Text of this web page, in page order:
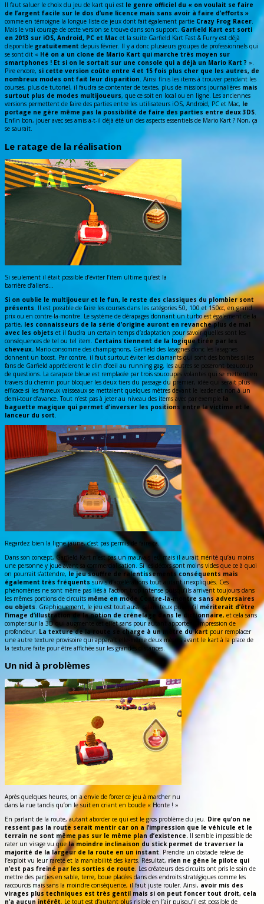
Il faut saluer le choix du jeu de kart qui est le genre officiel du « on voulait se faire
de l’argent facile sur le dos d’une licence mais sans avoir à faire d’efforts »
comme en témoigne la longue liste de jeux dont fait également partie Crazy Frog Racer.
Mais le vrai courage de cette version se trouve dans son support. Garfield Kart est sorti
en 2013 sur iOS, Android, PC et Mac et la suite Garfield Kart Fast & Furry est déjà
disponible gratuitement depuis février. Il y a donc plusieurs groupes de professionnels qui
se sont dit « Hé on a un clone de Mario Kart qui marche très moyen sur
smartphones ! Et si on le sortait sur une console qui a déjà un Mario Kart ? ».
Pire encore, si cette version coûte entre 4 et 15 fois plus cher que les autres, de
nombreux modes ont fait leur disparition. Ainsi finis les items à trouver pendant les
courses, plus de tutoriel, il faudra se contenter de textes, plus de missions journalières mais
surtout plus de modes multijoueurs, que ce soit en local ou en ligne. Les anciennes
versions permettent de faire des parties entre les utilisateurs iOS, Android, PC et Mac, le
portage ne gère même pas la possibilité de faire des parties entre deux 3DS.
Enfin bon, jouer avec ses amis a-t-il déjà été un des aspects essentiels de Mario Kart ? Non, ça
se saurait.
Le ratage de la réalisation
Si seulement il était possible d’éviter l’item ultime qu’est la
barrière d’aliens…
Si on oublie le multijoueur et le fun, le reste des classiques du plombier sont
présents. Il est possible de faire les courses dans les catégories 50, 100 et 150cc, en grand
prix ou en contre-la-montre. Le système de dérapages donnant un turbo est également de la
partie, les connaisseurs de la série d’origine auront en revanche plus de mal
avec les objets et il faudra un certain temps d’adaptation pour savoir quelles sont les
conséquences de tel ou tel item. Certains tiennent de la logique tirée par les
cheveux. Mario consomme des champignons, Garfield des lasagnes donc les lasagnes
donnent un boost. Par contre, il faut surtout éviter les diamants qui sont des bombes si les
fans de Garfield apprécieront le clin d’oeil au running gag, les autres se poseront beaucoup
de questions. La carapace bleue est remplacée par trois soucoupes volantes qui se mettent en
travers du chemin pour bloquer les deux tiers du passage du premier, idée qui serait plus
efficace si les fameux vaisseaux se mettaient quelques mètres devant le leader et non à un
demi-tour d’avance. Tout n’est pas à jeter au niveau des items avec par exemple la
baguette magique qui permet d’inverser les positions entre la victime et le
lanceur du sort.
Regardez bien la ligne jaune, c’est pas permis de faire ça.
Dans son concept, Garfield Kart n’est pas un mauvais jeu mais il aurait mérité qu’au moins
une personne y joue avant sa commercialisation. Si les décors sont moins vides que ce à quoi
on pourrait s’attendre,le jeu souffre de ralentissements conséquents mais
également très fréquentssuivis d’accélérations tout autant inexpliqués. Ces
phénomènes ne sont même pas liés à l’action trop intense puisqu’ils arrivent toujours dans
les mêmes portions de circuits même en mode Contre-la-montre sans adversaires
ou objets. Graphiquement, le jeu est tout aussi calamiteux puisqu’il mériterait d’être
l’image d’illustration de la notion de crénelage dans le dictionnaire, et cela sans
compter sur la 3D qui augmente cet effet sans pour autant apporter d’impression de
profondeur. La texture de la route se charge à un mètre du kart pour remplacer
une autre texture provisoire qui apparaît elle-même deux mètres avant le kart à la place de
la texture faite pour être affichée sur les grandes distances.
Un nid à problèmes
Après quelques heures, on a envie de forcer ce jeu à marcher nu
dans la rue tandis qu’on le suit en criant en boucle « Honte ! »
En parlant de la route, autant aborder ce qui est le gros problème du jeu. Dire qu’on ne
ressent pas la route serait mentir car on a l’impression que le véhicule et le
terrain ne sont même pas sur le même plan d’existence. Il semble impossible de
rater un virage vu quela moindre inclinaison du stick permet de traverser la
majorité de la largeur de la route en un instant. Prendre un obstacle relève de
l’exploit vu leur rareté et la maniabilité des karts. Résultat, rien ne gêne le pilote qui
n’est pas freiné par les sorties de route. Les créateurs des circuits ont pris le soin de
mettre des parties en sable, terre, boue placées dans des endroits stratégiques comme les
raccourcis mais sans la moindre conséquence, il faut juste rouler. Ainsi, avoir mis des
virages plus techniques est très gentil mais si on peut foncer tout droit, cela
n’a aucun intérêt. Le tout est d’autant plus risible en l’air puisqu’il est possible de